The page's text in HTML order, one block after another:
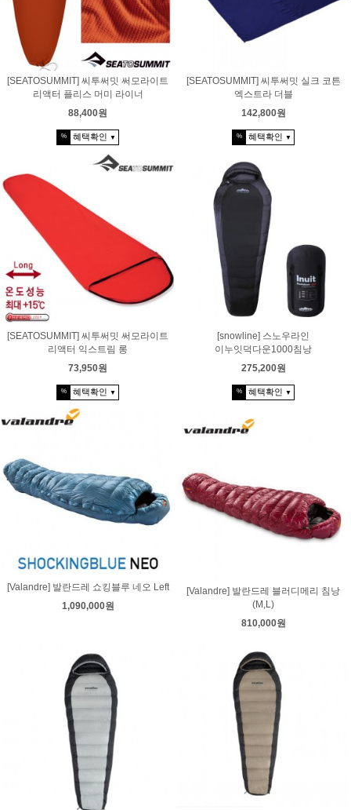
[SEATOSUMMIT] 씨투써밋 써모라이트
리액터 플리스 머미 라이너
88,400원
% 혜택확인 ▼
[SEATOSUMMIT] 씨투써밋 실크 코튼
엑스트라 더블
142,800원
% 혜택확인 ▼
[SEATOSUMMIT] 씨투써밋 써모라이트
리액터 익스트림 롱
73,950원
% 혜택확인 ▼
[snowline] 스노우라인
이누잇덕다운1000침낭
275,200원
% 혜택확인 ▼
[Valandre] 발란드레 쇼킹블루 네오 Left
1,090,000원
[Valandre] 발란드레 블러디메리 침낭
(M,L)
810,000원